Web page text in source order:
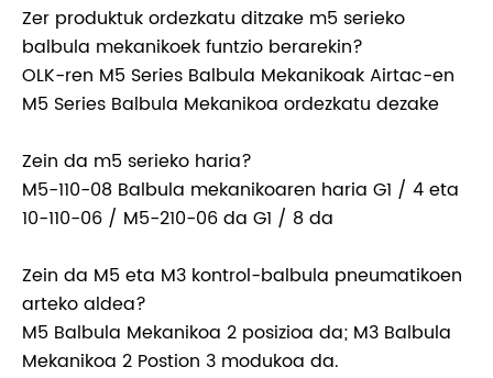
Zer produktuk ordezkatu ditzake m5 serieko
balbula mekanikoek funtzio berarekin?
OLK-ren M5 Series Balbula Mekanikoak Airtac-en
M5 Series Balbula Mekanikoa ordezkatu dezake
Zein da m5 serieko haria?
M5-110-08 Balbula mekanikoaren haria G1 / 4 eta
10-110-06 / M5-210-06 da G1 / 8 da
Zein da M5 eta M3 kontrol-balbula pneumatikoen
arteko aldea?
M5 Balbula Mekanikoa 2 posizioa da; M3 Balbula
Mekanikoa 2 Postion 3 modukoa da.